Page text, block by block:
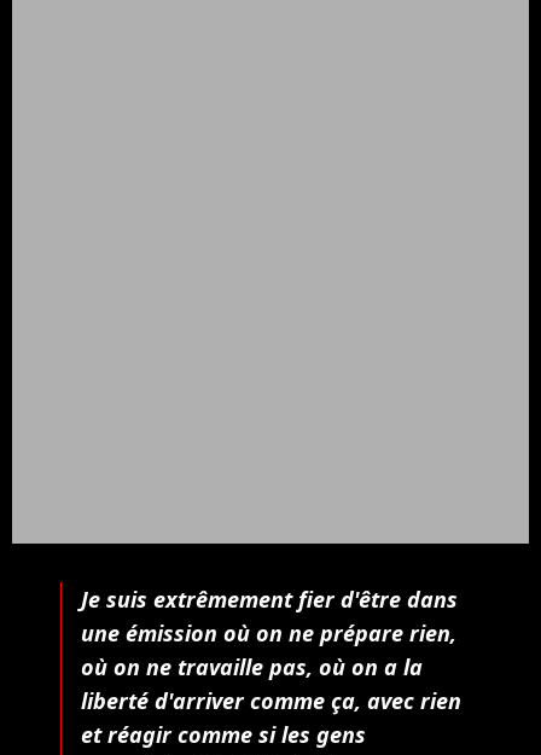
Je suis extrêmement fier d'être dans
une émission où on ne prépare rien,
où on ne travaille pas, où on a la
liberté d'arriver comme ça, avec rien
et réagir comme si les gens